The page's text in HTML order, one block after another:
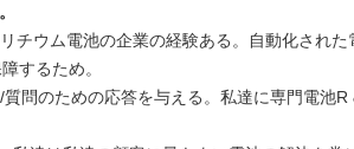
チウム電池の企業の経験ある。自動化され
するため。
問のための応答を与える。私達に専門電池